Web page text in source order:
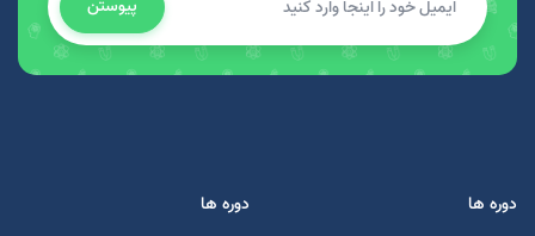
پیوستن
دوره ها دوره ها